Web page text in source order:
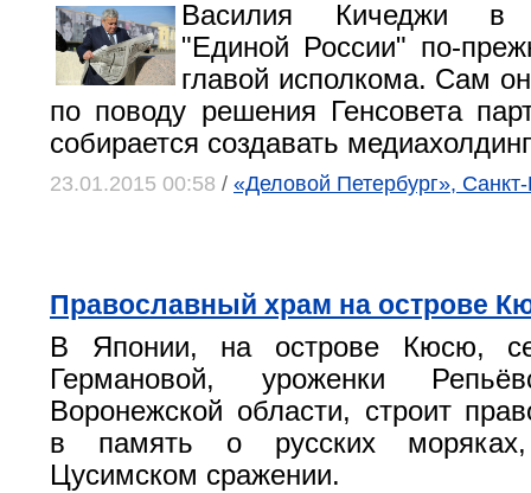
Василия Кичеджи в
"Единой России" по-
главой исполкома. Сам
по поводу решения Генсовета
собирается создавать
23.01.2015 00:58 / «Деловой Петербург»,
Православный храм на острове
В Японии, на острове Кюсю,
Германовой, уроженки
Воронежской области, строит
в память о русских
Цусимском сражении.